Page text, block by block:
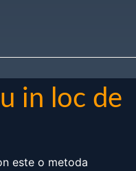
in loc de
este o metoda